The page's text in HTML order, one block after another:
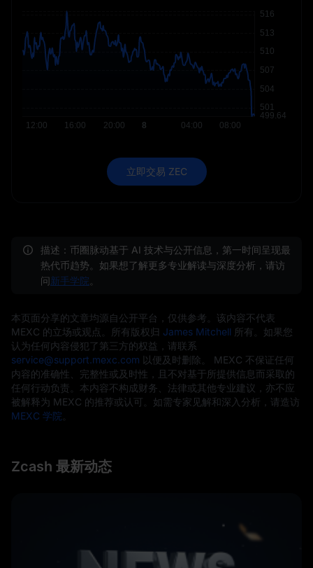
立即交易 ZEC
描述：币圈脉动基于 AI 技术与公开信息，第一时间呈现最
热代币趋势。如果想了解更多专业解读与深度分析，请访
问新手学院
本页面分享的文章均源自公开平台，仅供参考。该内容不代表
MEXC 的立场或观点。所有版权归 James Mitchell 所有。如果您
认为任何内容侵犯了第三方的权益，请联系
service@support.mexc.com 以便及时删除。 MEXC 不保证任何
内容的准确性、完整性或及时性，且不对基于所提供信息而采取的
任何行动负责。本内容不构成财务、法律或其他专业建议，亦不应
被解释为 MEXC 的推荐或认可。如需专家见解和深入分析，请造访
MEXC 学院
Zcash 最新动态